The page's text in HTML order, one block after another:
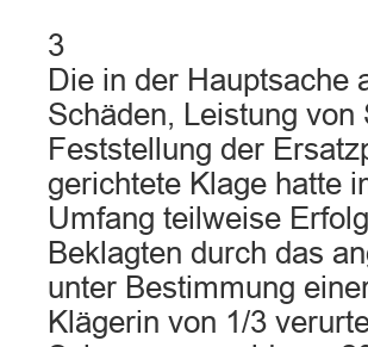
3
Die in der Hauptsache
Schäden, Leistung
Feststellung der
gerichtete Klage hatte
Umfang teilweise
Beklagten durch das
unter Bestimmung
Klägerin von 1/3